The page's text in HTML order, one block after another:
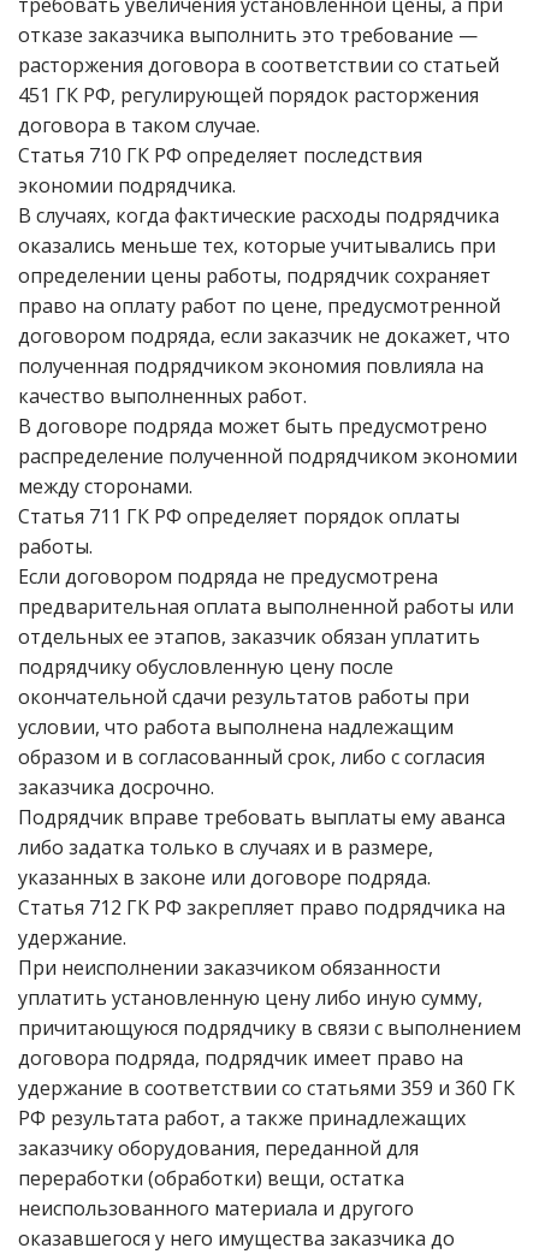
отказе заказчика выполнить это требование —
расторжения договора в соответствии со статьей
451 ГК РФ, регулирующей порядок расторжения
договора в таком случае.
Статья 710 ГК РФ определяет последствия
экономии подрядчика.
В случаях, когда фактические расходы подрядчика
оказались меньше тех, которые учитывались при
определении цены работы, подрядчик сохраняет
право на оплату работ по цене, предусмотренной
договором подряда, если заказчик не докажет, что
полученная подрядчиком экономия повлияла на
качество выполненных работ.
В договоре подряда может быть предусмотрено
распределение полученной подрядчиком экономии
между сторонами.
Статья 711 ГК РФ определяет порядок оплаты
работы.
Если договором подряда не предусмотрена
предварительная оплата выполненной работы или
отдельных ее этапов, заказчик обязан уплатить
подрядчику обусловленную цену после
окончательной сдачи результатов работы при
условии, что работа выполнена надлежащим
образом и в согласованный срок, либо с согласия
заказчика досрочно.
Подрядчик вправе требовать выплаты ему аванса
либо задатка только в случаях и в размере,
указанных в законе или договоре подряда.
Статья 712 ГК РФ закрепляет право подрядчика на
удержание.
При неисполнении заказчиком обязанности
уплатить установленную цену либо иную сумму,
причитающуюся подрядчику в связи с выполнением
договора подряда, подрядчик имеет право на
удержание в соответствии со статьями 359 и 360 ГК
РФ результата работ, а также принадлежащих
заказчику оборудования, переданной для
переработки (обработки) вещи, остатка
неиспользованного материала и другого
оказавшегося у него имущества заказчика до